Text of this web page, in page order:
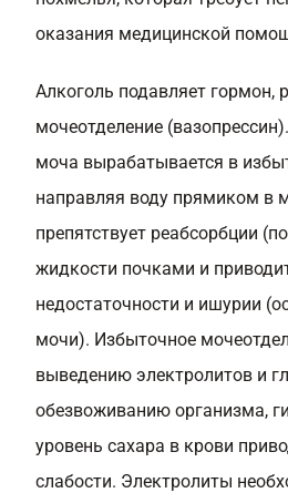
оказания медицинской
Алкоголь подавляет гормон,
мочеотделение
моча вырабатывается в
направляя воду прямиком в
препятствует реабсорбции
жидкости почками и
недостаточности и ишурии
мочи). Избыточное
выведению электролитов и
обезвоживанию организма,
уровень сахара в крови
слабости. Электролиты